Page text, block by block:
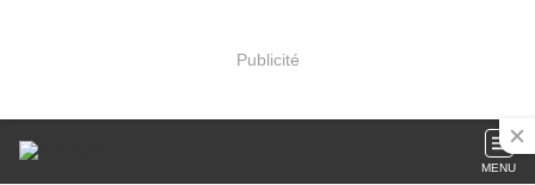
Publicité
MENU